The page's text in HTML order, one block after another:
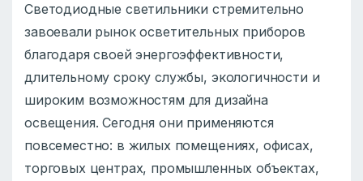
Светодиодные светильники стремительно
завоевали рынок осветительных приборов
благодаря своей энергоэффективности,
длительному сроку службы, экологичности и
широким возможностям для дизайна
освещения. Сегодня они применяются
повсеместно: в жилых помещениях, офисах,
торговых центрах, промышленных объектах,